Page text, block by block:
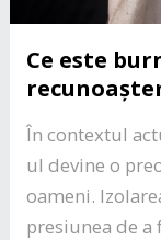
Ce este
În contextul
ul devine o
oameni.
presiunea de